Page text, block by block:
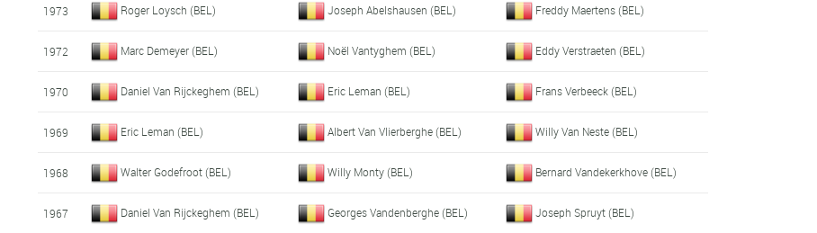
1973 Roger Loysch (BEL) Joseph Abelshausen (BEL) Freddy Maertens (BEL)
1972 Marc Demeyer (BEL) Noël Vantyghem (BEL) Eddy Verstraeten (BEL)
1970 Daniel Van Rijckeghem (BEL) Eric Leman (BEL) Frans Verbeeck (BEL)
1969 Eric Leman (BEL) Albert Van Vlierberghe (BEL) Willy Van Neste (BEL)
1968 Walter Godefroot (BEL) Willy Monty (BEL) Bernard Vandekerkhove (BEL)
1967 Daniel Van Rijckeghem (BEL) Georges Vandenberghe (BEL) Joseph Spruyt (BEL)